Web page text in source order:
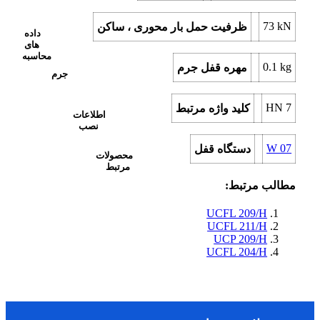
داده
های
محاسبه
ظرفیت حمل بار محوری ، ساکن 73kN
جرم
مهره قفل جرم 0.1kg
اطلاعات
نصب
کلید واژه مرتبط HN 7
محصولات
مرتبط
دستگاه قفل W 07
مطالب مرتبط:
UCFL 209/H
UCFL 211/H
UCP 209/H
UCFL 204/H